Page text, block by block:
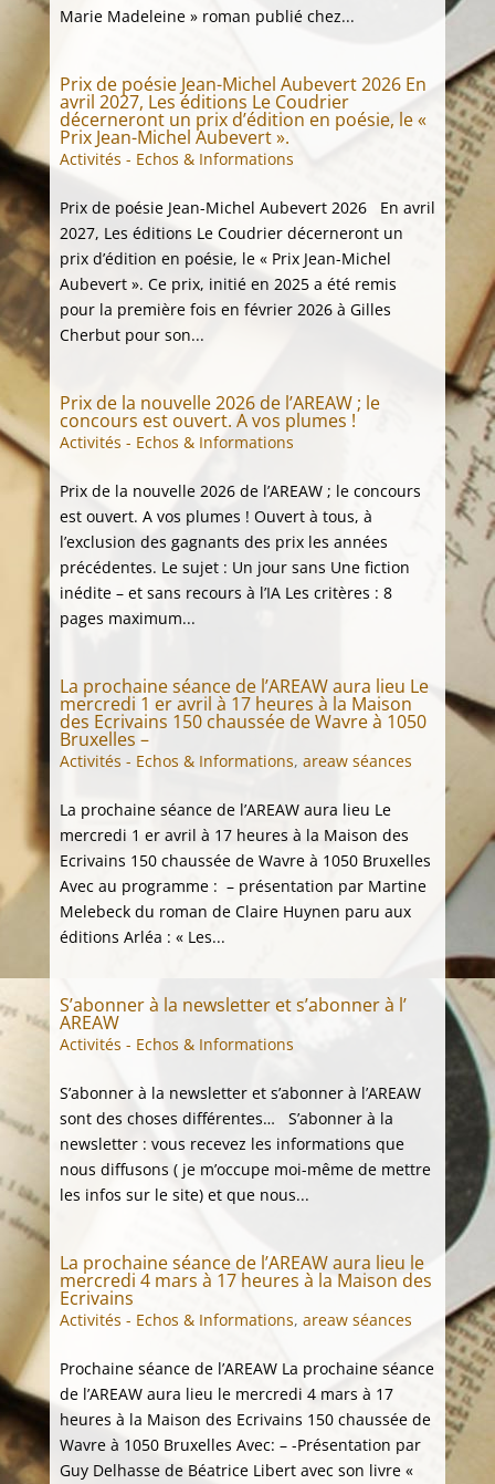
Marie Madeleine » roman publié chez...
Prix de poésie Jean-Michel Aubevert 2026 En
avril 2027, Les éditions Le Coudrier
décerneront un prix d’édition en poésie, le «
Prix Jean-Michel Aubevert ».
Activités - Echos & Informations
Prix de poésie Jean-Michel Aubevert 2026 En avril
2027, Les éditions Le Coudrier décerneront un
prix d’édition en poésie, le « Prix Jean-Michel
Aubevert ». Ce prix, initié en 2025 a été remis
pour la première fois en février 2026 à Gilles
Cherbut pour son...
Prix de la nouvelle 2026 de l’AREAW ; le
concours est ouvert. A vos plumes !
Activités - Echos & Informations
Prix de la nouvelle 2026 de l’AREAW ; le concours
est ouvert. A vos plumes ! Ouvert à tous, à
l’exclusion des gagnants des prix les années
précédentes. Le sujet : Un jour sans Une fiction
inédite – et sans recours à l’IA Les critères : 8
pages maximum...
La prochaine séance de l’AREAW aura lieu Le
mercredi 1 er avril à 17 heures à la Maison
des Ecrivains 150 chaussée de Wavre à 1050
Bruxelles –
Activités - Echos & Informations, areaw séances
La prochaine séance de l’AREAW aura lieu Le
mercredi 1 er avril à 17 heures à la Maison des
Ecrivains 150 chaussée de Wavre à 1050 Bruxelles
Avec au programme : – présentation par Martine
Melebeck du roman de Claire Huynen paru aux
éditions Arléa : « Les...
S’abonner à la newsletter et s’abonner à l’
AREAW
Activités - Echos & Informations
S’abonner à la newsletter et s’abonner à l’AREAW
sont des choses différentes… S’abonner à la
newsletter : vous recevez les informations que
nous diffusons ( je m’occupe moi-même de mettre
les infos sur le site) et que nous...
La prochaine séance de l’AREAW aura lieu le
mercredi 4 mars à 17 heures à la Maison des
Ecrivains
Activités - Echos & Informations, areaw séances
Prochaine séance de l’AREAW La prochaine séance
de l’AREAW aura lieu le mercredi 4 mars à 17
heures à la Maison des Ecrivains 150 chaussée de
Wavre à 1050 Bruxelles Avec: – -Présentation par
Guy Delhasse de Béatrice Libert avec son livre «